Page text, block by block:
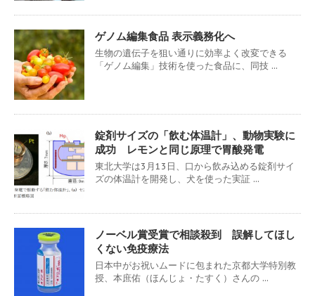
ゲノム編集食品 表示義務化へ
生物の遺伝子を狙い通りに効率よく改変できる
「ゲノム編集」技術を使った食品に、同技 ...
錠剤サイズの「飲む体温計」、動物実験に
成功 レモンと同じ原理で胃酸発電
東北大学は3月13日、口から飲み込める錠剤サイ
ズの体温計を開発し、犬を使った実証 ...
ノーベル賞受賞で相談殺到 誤解してほし
くない免疫療法
日本中がお祝いムードに包まれた京都大学特別教
授、本庶佑（ほんじょ・たすく）さんの ...